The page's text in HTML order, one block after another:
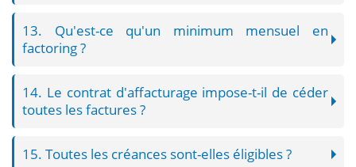
13. Qu'est-ce qu'un minimum mensuel en
factoring ?
14. Le contrat d'affacturage impose-t-il de céder
toutes les factures ?
15. Toutes les créances sont-elles éligibles ?